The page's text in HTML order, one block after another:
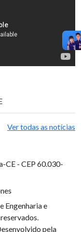
Ver todas as notícias
CE - CEP 60.030-
Engenharia e
pela